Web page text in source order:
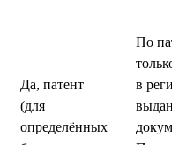
Да, патент
(для
определённых
По
только
в
выдан